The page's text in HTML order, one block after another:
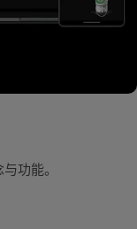
功能。